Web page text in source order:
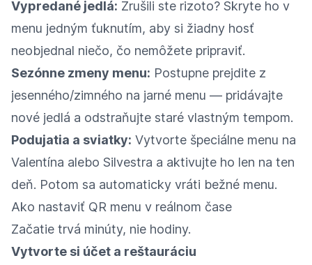
Vypredané jedlá: Zrušili ste rizoto? Skryte ho v
menu jedným ťuknutím, aby si žiadny hosť
neobjednal niečo, čo nemôžete pripraviť.
Sezónne zmeny menu: Postupne prejdite z
jesenného/zimného na jarné menu — pridávajte
nové jedlá a odstraňujte staré vlastným tempom.
Podujatia a sviatky: Vytvorte špeciálne menu na
Valentína alebo Silvestra a aktivujte ho len na ten
deň. Potom sa automaticky vráti bežné menu.
Ako nastaviť QR menu v reálnom čase
Začatie trvá minúty, nie hodiny.
Vytvorte si účet a reštauráciu